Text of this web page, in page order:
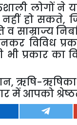
लोगों ने
नहीं हो सकते,
व साम्राज्य
विविध
प्रकार का
ऋषि-
में आपको